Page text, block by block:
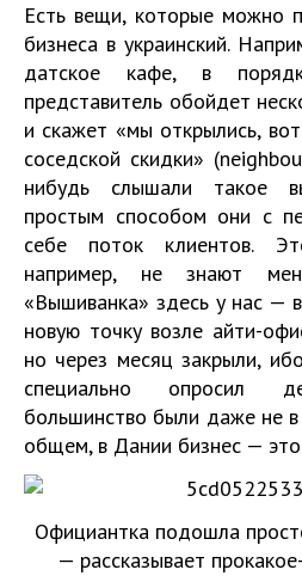
Есть вещи, которые можно
бизнеса в украинский.
датское кафе, в
представитель обойдет
и скажет «мы открылись,
соседской скидки»
нибудь слышали такое
простым способом они с
себе поток клиентов.
например, не знают
«Вышиванка» здесь у нас —
новую точку возле айти-
но через месяц закрыли,
специально опросил
большинство были даже не
общем, в Дании бизнес —
Официантка подошла
— рассказывает